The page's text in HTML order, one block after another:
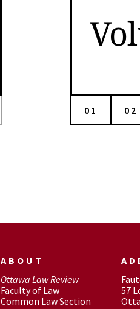
01 02
ABOUT
Ottawa Law Review
Faculty of Law
Common Law Section
57